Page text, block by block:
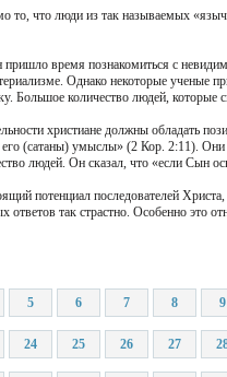
то, что люди из так называемых
пришло время познакомиться с
Однако некоторые ученые
Большое количество людей,
христиане должны обладать
его (сатаны) умыслы» (2 Кор. 2:11).
людей. Он сказал, что «если Сын
потенциал последователей
ответов так страстно. Особенно это
5 6 7 8 9
24 25 26 27